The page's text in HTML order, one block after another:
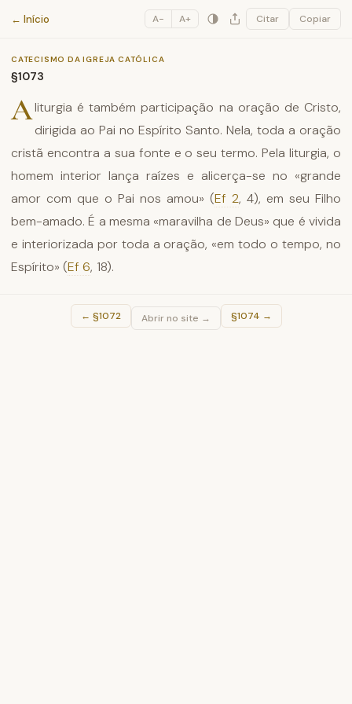
Catecismo da Igreja Católica
← Início A− A+ Citar Copiar
CATECISMO DA IGREJA CATÓLICA
§1073
Aliturgia é também participação na oração de Cristo,
dirigida ao Pai no Espírito Santo. Nela, toda a oração
cristã encontra a sua fonte e o seu termo. Pela liturgia, o
homem interior lança raízes e alicerça-se no «grande
amor com que o Pai nos amou» (Ef 2, 4), em seu Filho
bem-amado. É a mesma «maravilha de Deus» que é vivida
e interiorizada por toda a oração, «em todo o tempo, no
Espírito» (Ef 6, 18).
← §1072 Abrir no site → §1074 →